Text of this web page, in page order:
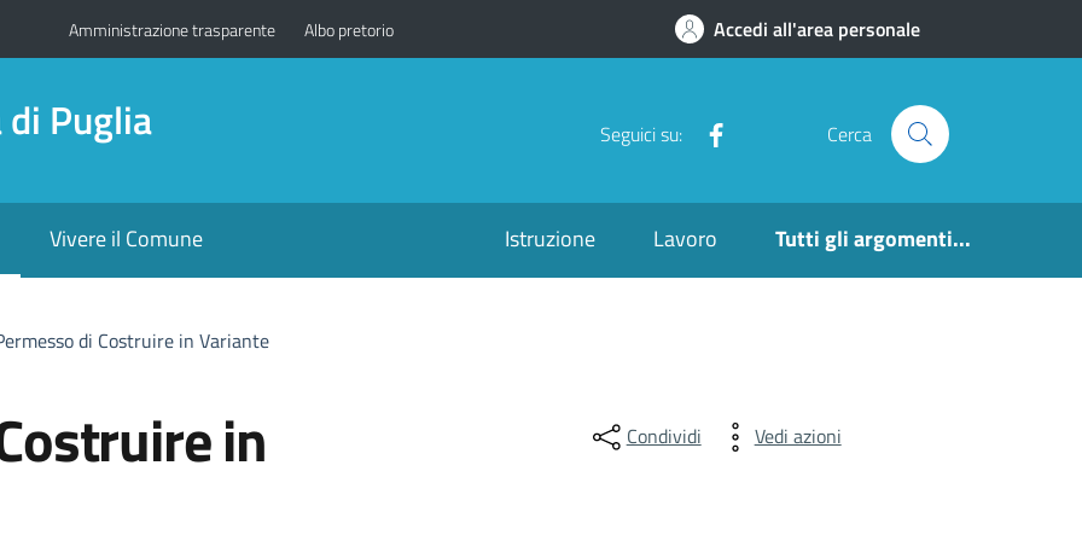
Amministrazione trasparente Albo pretorio Accedi all'area personale
di Puglia Seguici su: Cerca
Vivere il Comune Istruzione Lavoro Tutti gli argomenti...
di Costruire in Variante
in Condividi Vedi azioni